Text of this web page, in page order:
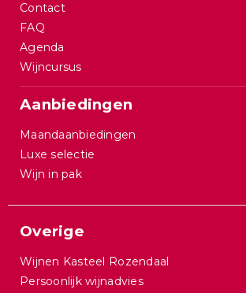
Contact
FAQ
Agenda
Wijncursus
Aanbiedingen
Maandaanbiedingen
Luxe selectie
Wijn in pak
Overige
Wijnen Kasteel Rozendaal
Persoonlijk wijnadvies